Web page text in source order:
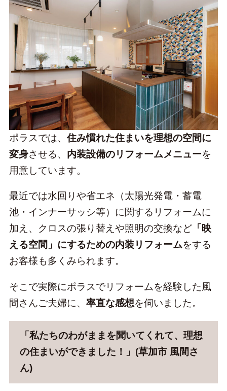
FacebookInstagramYouTube
ポラスでは、 住み慣れた住まいを理想の空間に
変身させる、 内装設備のリフォームメニューを
用意しています。
最近では水回りや省エネ（太陽光発電・蓄電
池・インナーサッシ等）に関するリフォームに
加え、クロスの張り替えや照明の交換など「映
える空間」にするための内装リフォームをする
お客様も多くみられます。
そこで実際にポラスでリフォームを経験した風
間さんご夫婦に、 率直な感想を伺いました。
「私たちのわがままを聞いてくれて、理想
の住まいができました！」(草加市 風間さ
ん)